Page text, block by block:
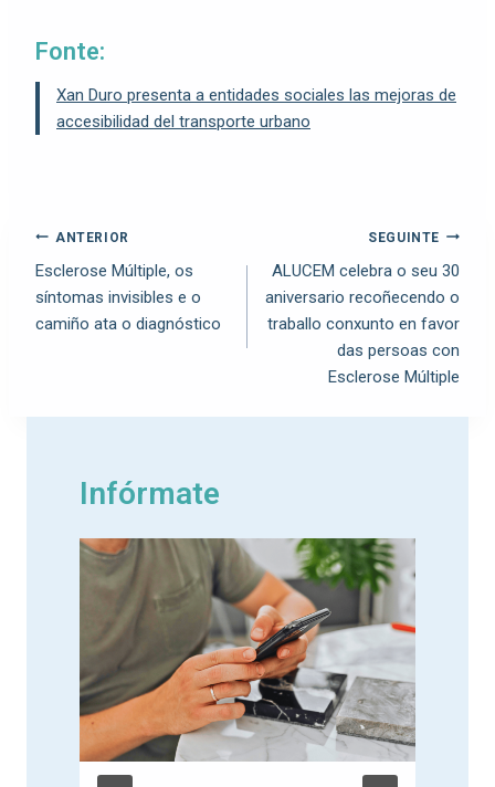
Fonte:
Xan Duro presenta a entidades sociales las mejoras de
accesibilidad del transporte urbano
ANTERIOR
Esclerose Múltiple, os
síntomas invisibles e o
camiño ata o diagnóstico
SEGUINTE
ALUCEM celebra o seu 30
aniversario recoñecendo o
traballo conxunto en favor
das persoas con
Esclerose Múltiple
Infórmate